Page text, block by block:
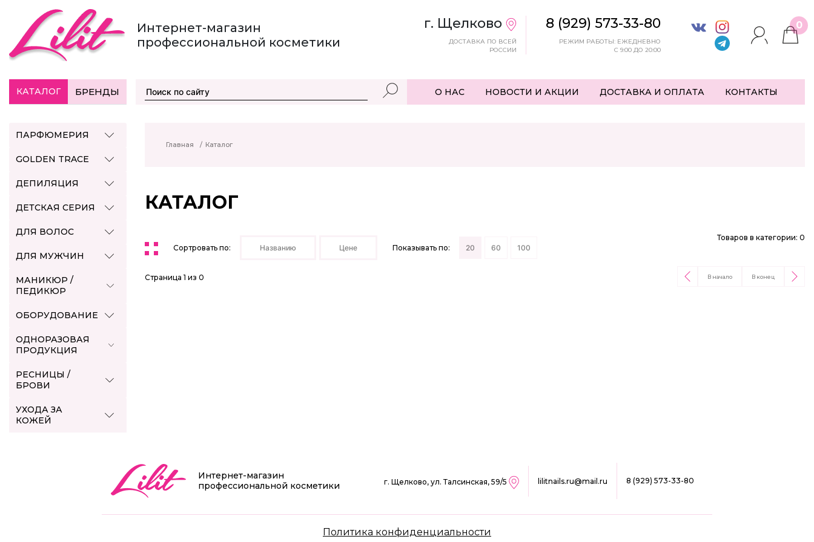
Интернет-магазин
профессиональной косметики
г. Щелково
ДОСТАВКА ПО ВСЕЙ
РОССИИ
8 (929) 573-33-80
РЕЖИМ РАБОТЫ: ЕЖЕДНЕВНО
С 9:00 ДО 20:00
0
КАТАЛОГ БРЕНДЫ О НАС НОВОСТИ И АКЦИИ ДОСТАВКА И ОПЛАТА КОНТАКТЫ
ПАРФЮМЕРИЯ
GOLDEN TRACE
ДЕПИЛЯЦИЯ
ДЕТСКАЯ СЕРИЯ
ДЛЯ ВОЛОС
ДЛЯ МУЖЧИН
МАНИКЮР /
ПЕДИКЮР
ОБОРУДОВАНИЕ
ОДНОРАЗОВАЯ
ПРОДУКЦИЯ
РЕСНИЦЫ /
БРОВИ
УХОДА ЗА
КОЖЕЙ
Главная / Каталог
КАТАЛОГ
Сортровать по: Названию Цене Показывать по: 20 60 100
Товаров в категории: 0
Страница 1 из 0 В начало В конец
Интернет-магазин
профессиональной косметики
г. Щелково, ул. Талсинская, 59/5 lilitnails.ru@mail.ru 8 (929) 573-33-80
Политика конфиденциальности